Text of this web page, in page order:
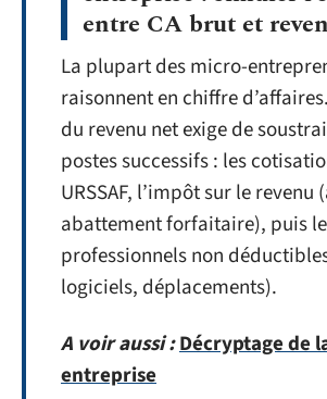
entre CA brut et
La plupart des micro-
raisonnent en chiffre
du revenu net exige de
postes successifs : les
URSSAF, l’impôt sur le revenu
abattement forfaitaire), puis
professionnels non
logiciels, déplacements).
A voir aussi :Décryptage de
entreprise